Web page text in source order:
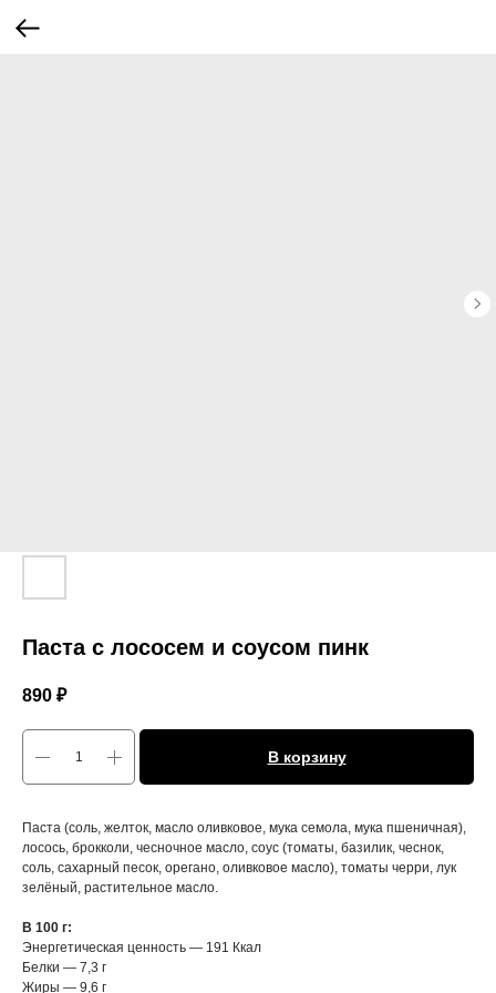
Паста с лососем и соусом пинк
890 ₽
В корзину
Паста (соль, желток, масло оливковое, мука семола, мука пшеничная),
лосось, брокколи, чесночное масло, соус (томаты, базилик, чеснок,
соль, сахарный песок, орегано, оливковое масло), томаты черри, лук
зелёный, растительное масло.
В 100 г:
Энергетическая ценность — 191 Ккал
Белки — 7,3 г
Жиры — 9,6 г